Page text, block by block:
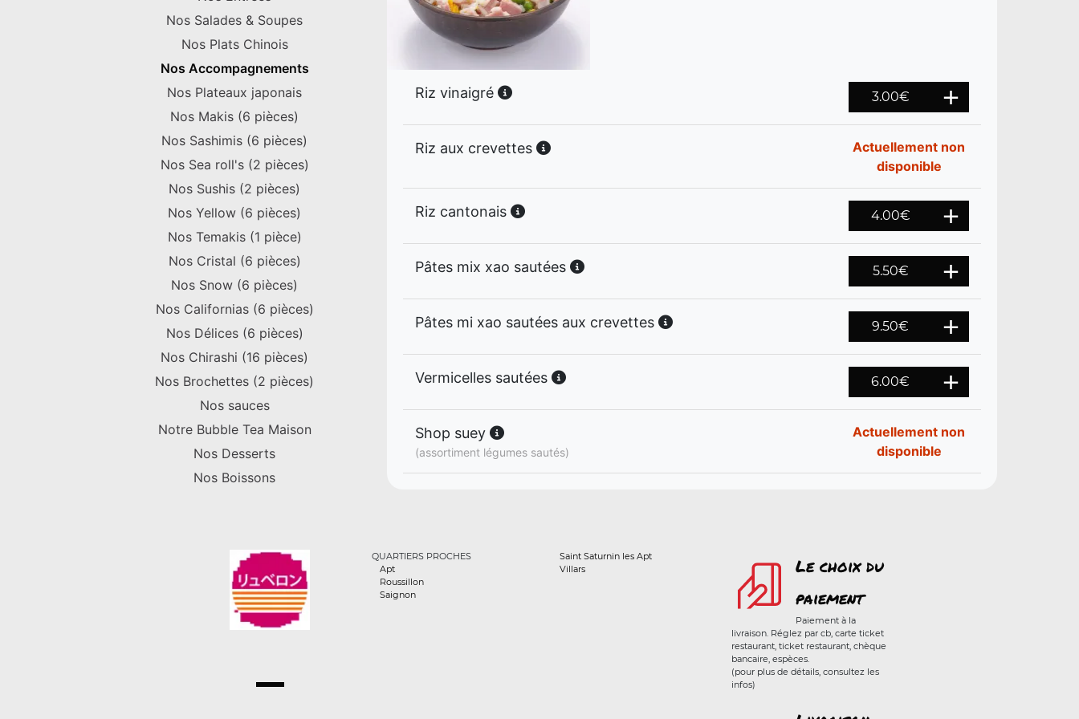
Nos Salades & Soupes
Nos Plats Chinois
Nos Accompagnements
Nos Plateaux japonais
Nos Makis (6 pièces)
Nos Sashimis (6 pièces)
Nos Sea roll's (2 pièces)
Nos Sushis (2 pièces)
Nos Yellow (6 pièces)
Nos Temakis (1 pièce)
Nos Cristal (6 pièces)
Nos Snow (6 pièces)
Nos Californias (6 pièces)
Nos Délices (6 pièces)
Nos Chirashi (16 pièces)
Nos Brochettes (2 pièces)
Nos sauces
Notre Bubble Tea Maison
Nos Desserts
Nos Boissons
Riz vinaigré 3.00€
Riz aux crevettes
Actuellement non
disponible
Riz cantonais 4.00€
Pâtes mix xao sautées 5.50€
Pâtes mi xao sautées aux crevettes 9.50€
Vermicelles sautées 6.00€
Shop suey
(assortiment légumes sautés)
Actuellement non
disponible
QUARTIERS PROCHES
Apt
Roussillon
Saignon
Saint Saturnin les Apt
Villars
Le choix du
paiement
Paiement à la
livraison. Réglez par cb, carte ticket
restaurant, ticket restaurant, chèque
bancaire, espèces.
(pour plus de détails, consultez les
infos)